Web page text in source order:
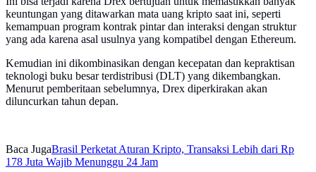
keuntungan yang ditawarkan mata uang kripto saat ini, seperti
kemampuan program kontrak pintar dan interaksi dengan struktur
yang ada karena asal usulnya yang kompatibel dengan Ethereum.
Kemudian ini dikombinasikan dengan kecepatan dan kepraktisan
teknologi buku besar terdistribusi (DLT) yang dikembangkan.
Menurut pemberitaan sebelumnya, Drex diperkirakan akan
diluncurkan tahun depan.
Baca JugaBrasil Perketat Aturan Kripto, Transaksi Lebih dari Rp
178 Juta Wajib Menunggu 24 Jam